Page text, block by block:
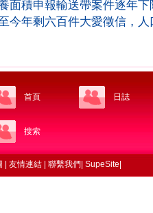
面積申報輸送帶案件逐年
今年剩六百件大愛徵信，
首頁 日誌
搜索
友情連結 聯繫我們 SupeSite